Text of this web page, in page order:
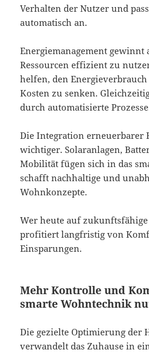
Verhalten der Nutzer und
automatisch an.
Energiemanagement gewinnt
Ressourcen effizient zu
helfen, den
Kosten zu senken.
durch automatisierte
Die Integration erneuerbarer
wichtiger. Solaranlagen,
Mobilität fügen sich in das
schafft nachhaltige und
Wohnkonzepte.
Wer heute auf
profitiert langfristig von
Einsparungen.
Mehr Kontrolle und
smarte Wohntechnik
Die gezielte Optimierung der
verwandelt das Zuhause in